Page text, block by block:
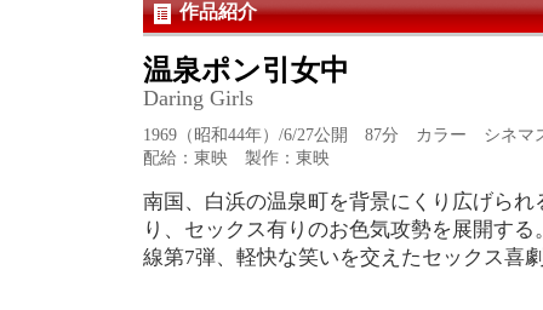
作品紹介
温泉ポン引女中
Daring Girls
1969（昭和44年）/6/27公開 87分 カラー シネ
配給：東映 製作：東映
南国、白浜の温泉町を背景にくり広げら
り、セックス有りのお色気攻勢を展開す
線第7弾、軽快な笑いを交えたセックス喜